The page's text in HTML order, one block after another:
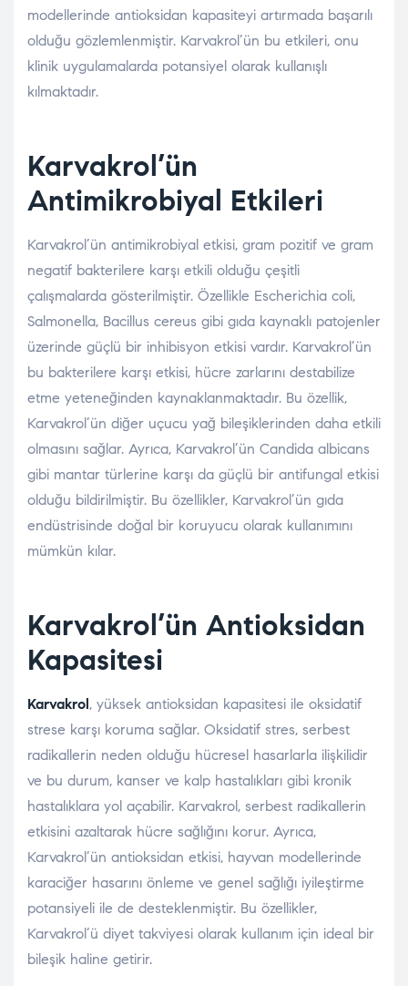
modellerinde antioksidan kapasiteyi artırmada başarılı
olduğu gözlemlenmiştir. Karvakrol’ün bu etkileri, onu
klinik uygulamalarda potansiyel olarak kullanışlı
kılmaktadır.
Karvakrol’ün
Antimikrobiyal Etkileri
Karvakrol’ün antimikrobiyal etkisi, gram pozitif ve gram
negatif bakterilere karşı etkili olduğu çeşitli
çalışmalarda gösterilmiştir. Özellikle Escherichia coli,
Salmonella, Bacillus cereus gibi gıda kaynaklı patojenler
üzerinde güçlü bir inhibisyon etkisi vardır. Karvakrol’ün
bu bakterilere karşı etkisi, hücre zarlarını destabilize
etme yeteneğinden kaynaklanmaktadır. Bu özellik,
Karvakrol’ün diğer uçucu yağ bileşiklerinden daha etkili
olmasını sağlar. Ayrıca, Karvakrol’ün Candida albicans
gibi mantar türlerine karşı da güçlü bir antifungal etkisi
olduğu bildirilmiştir. Bu özellikler, Karvakrol’ün gıda
endüstrisinde doğal bir koruyucu olarak kullanımını
mümkün kılar.
Karvakrol’ün Antioksidan
Kapasitesi
Karvakrol , yüksek antioksidan kapasitesi ile oksidatif
strese karşı koruma sağlar. Oksidatif stres, serbest
radikallerin neden olduğu hücresel hasarlarla ilişkilidir
ve bu durum, kanser ve kalp hastalıkları gibi kronik
hastalıklara yol açabilir. Karvakrol, serbest radikallerin
etkisini azaltarak hücre sağlığını korur. Ayrıca,
Karvakrol’ün antioksidan etkisi, hayvan modellerinde
karaciğer hasarını önleme ve genel sağlığı iyileştirme
potansiyeli ile de desteklenmiştir. Bu özellikler,
Karvakrol’ü diyet takviyesi olarak kullanım için ideal bir
bileşik haline getirir.